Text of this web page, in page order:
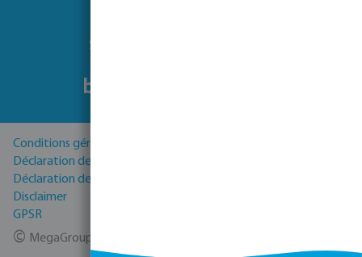
Suivez-nous
Conditions générales
Déclaration de Confidentialité
Déclaration de cookies
Disclaimer
GPSR
© MegaGroup Trade 2026